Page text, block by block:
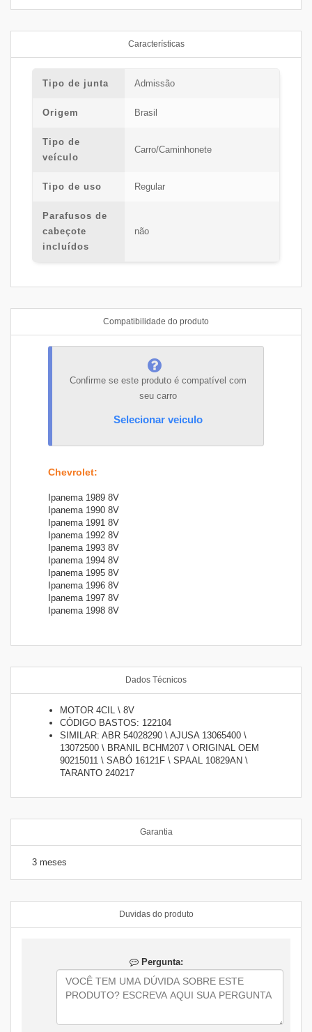
Características
Tipo de junta Admissão
Origem Brasil
Tipo de
veículo
Carro/Caminhonete
Tipo de uso Regular
Parafusos de
cabeçote
incluídos
não
Compatibilidade do produto
Confirme se este produto é compatível com
seu carro
Selecionar veiculo
Chevrolet:
Ipanema 1989 8V
Ipanema 1990 8V
Ipanema 1991 8V
Ipanema 1992 8V
Ipanema 1993 8V
Ipanema 1994 8V
Ipanema 1995 8V
Ipanema 1996 8V
Ipanema 1997 8V
Ipanema 1998 8V
Dados Técnicos
MOTOR 4CIL \ 8V
CÓDIGO BASTOS: 122104
SIMILAR: ABR 54028290 \ AJUSA 13065400 \
13072500 \ BRANIL BCHM207 \ ORIGINAL OEM
90215011 \ SABÓ 16121F \ SPAAL 10829AN \
TARANTO 240217
Garantia
3 meses
Duvidas do produto
Pergunta: